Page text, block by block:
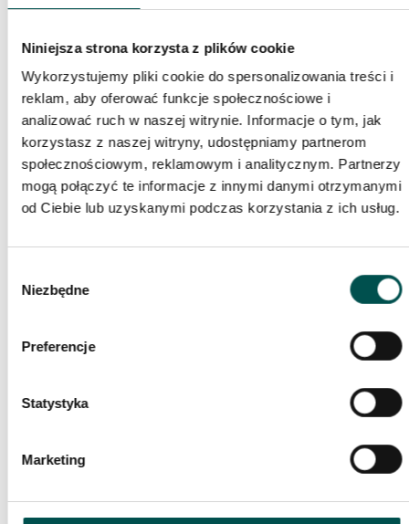
Niniejsza strona korzysta z plików cookie
Wykorzystujemy pliki cookie do spersonalizowania treści i
reklam, aby oferować funkcje społecznościowe i
analizować ruch w naszej witrynie. Informacje o tym, jak
korzystasz z naszej witryny, udostępniamy partnerom
społecznościowym, reklamowym i analitycznym. Partnerzy
mogą połączyć te informacje z innymi danymi otrzymanymi
od Ciebie lub uzyskanymi podczas korzystania z ich usług.
zgody
Niezbędne
Preferencje
Statystyka
Marketing
Poprzednia realizacja Następna realizacja
Przedpokój z płytkami marmurowymi
Crema Marfil oraz Nero Marquina
Kategorie: Hol
Płytki marmurowe w holu
Olśniewający, dopracowany w każdym szczególe hol domku
dodatkiem dekorów z płytek marmurowych
Nero Marquina